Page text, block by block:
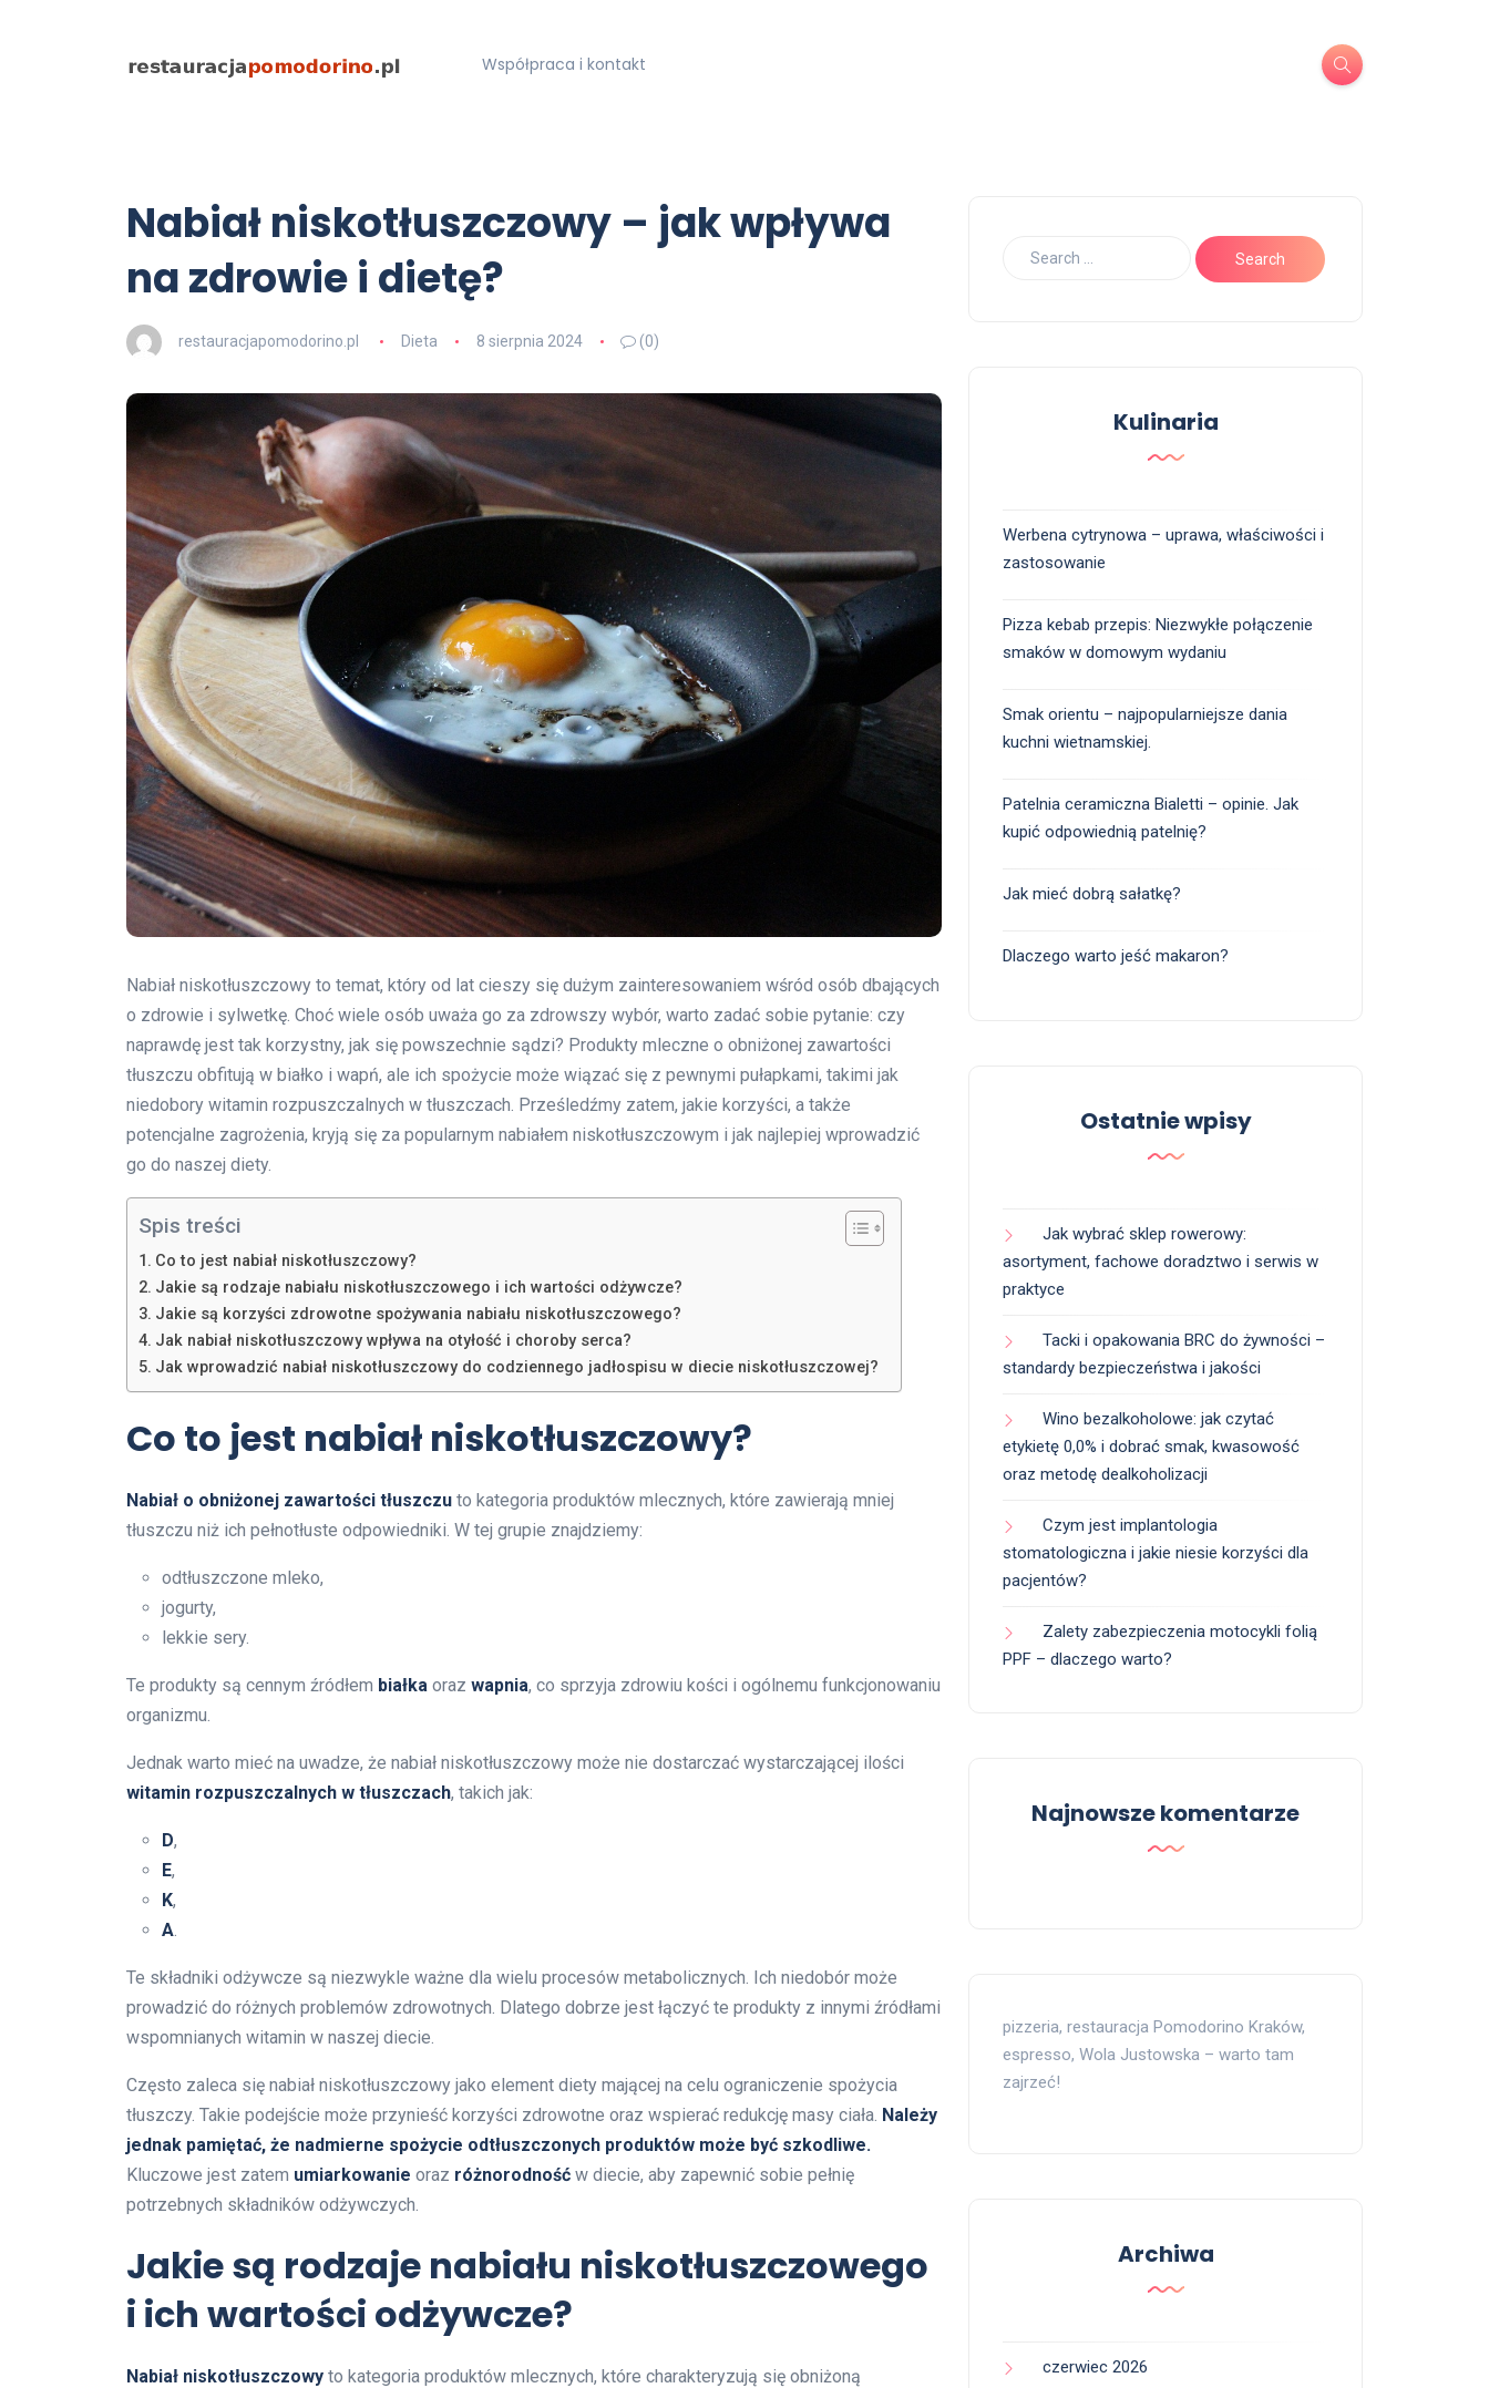
Współpraca i kontakt
Nabiał niskotłuszczowy – jak wpływa
na zdrowie i dietę?
restauracjapomodorino.pl Dieta 8 sierpnia 2024 (0)
Nabiał niskotłuszczowy to temat, który od lat cieszy się dużym zainteresowaniem wśród osób dbających
o zdrowie i sylwetkę. Choć wiele osób uważa go za zdrowszy wybór, warto zadać sobie pytanie: czy
naprawdę jest tak korzystny, jak się powszechnie sądzi? Produkty mleczne o obniżonej zawartości
tłuszczu obfitują w białko i wapń, ale ich spożycie może wiązać się z pewnymi pułapkami, takimi jak
niedobory witamin rozpuszczalnych w tłuszczach. Prześledźmy zatem, jakie korzyści, a także
potencjalne zagrożenia, kryją się za popularnym nabiałem niskotłuszczowym i jak najlepiej wprowadzić
go do naszej diety.
Spis treści
Co to jest nabiał niskotłuszczowy?
Jakie są rodzaje nabiału niskotłuszczowego i ich wartości odżywcze?
Jakie są korzyści zdrowotne spożywania nabiału niskotłuszczowego?
Jak nabiał niskotłuszczowy wpływa na otyłość i choroby serca?
Jak wprowadzić nabiał niskotłuszczowy do codziennego jadłospisu w diecie niskotłuszczowej?
Co to jest nabiał niskotłuszczowy?
Nabiał o obniżonej zawartości tłuszczu to kategoria produktów mlecznych, które zawierają mniej
tłuszczu niż ich pełnotłuste odpowiedniki. W tej grupie znajdziemy:
odtłuszczone mleko,
jogurty,
lekkie sery.
Te produkty są cennym źródłem białka oraz wapnia, co sprzyja zdrowiu kości i ogólnemu funkcjonowaniu
organizmu.
Jednak warto mieć na uwadze, że nabiał niskotłuszczowy może nie dostarczać wystarczającej ilości
witamin rozpuszczalnych w tłuszczach, takich jak:
D,
E,
K,
A
Te składniki odżywcze są niezwykle ważne dla wielu procesów metabolicznych. Ich niedobór może
prowadzić do różnych problemów zdrowotnych. Dlatego dobrze jest łączyć te produkty z innymi źródłami
wspomnianych witamin w naszej diecie.
Często zaleca się nabiał niskotłuszczowy jako element diety mającej na celu ograniczenie spożycia
tłuszczy. Takie podejście może przynieść korzyści zdrowotne oraz wspierać redukcję masy ciała. Należy
jednak pamiętać, że nadmierne spożycie odtłuszczonych produktów może być szkodliwe.
Kluczowe jest zatem umiarkowanie oraz różnorodność w diecie, aby zapewnić sobie pełnię
potrzebnych składników odżywczych.
Jakie są rodzaje nabiału niskotłuszczowego
i ich wartości odżywcze?
Nabiał niskotłuszczowy to kategoria produktów mlecznych, które charakteryzują się obniżoną
Kulinaria
Werbena cytrynowa – uprawa, właściwości i
zastosowanie
Pizza kebab przepis: Niezwykłe połączenie
smaków w domowym wydaniu
Smak orientu – najpopularniejsze dania
kuchni wietnamskiej.
Patelnia ceramiczna Bialetti – opinie. Jak
kupić odpowiednią patelnię?
Jak mieć dobrą sałatkę?
Dlaczego warto jeść makaron?
Ostatnie wpisy
Jak wybrać sklep rowerowy:
asortyment, fachowe doradztwo i serwis w
praktyce
Tacki i opakowania BRC do żywności –
standardy bezpieczeństwa i jakości
Wino bezalkoholowe: jak czytać
etykietę 0,0% i dobrać smak, kwasowość
oraz metodę dealkoholizacji
Czym jest implantologia
stomatologiczna i jakie niesie korzyści dla
pacjentów?
Zalety zabezpieczenia motocykli folią
PPF – dlaczego warto?
Najnowsze komentarze
pizzeria, restauracja Pomodorino Kraków,
espresso, Wola Justowska – warto tam
zajrzeć!
Archiwa
czerwiec 2026